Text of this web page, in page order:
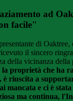
ad
facile"
di
il sincero
della vicinanza della
proprietà che ha
riuscita a
mancata e ci è
ma continua,